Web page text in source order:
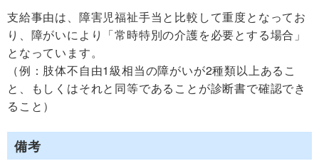
支給事由は、障害児福祉手当と比較して重度となってお
り、障がいにより「常時特別の介護を必要とする場合」
となっています。
（例：肢体不自由1級相当の障がいが2種類以上あるこ
と、もしくはそれと同等であることが診断書で確認でき
ること）
備考